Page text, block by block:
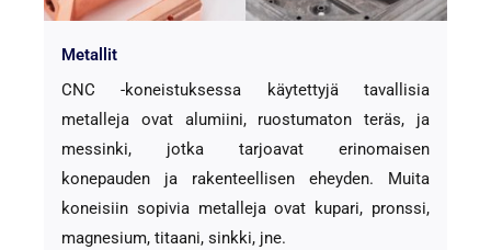
Metallit
CNC -koneistuksessa käytettyjä tavallisia
metalleja ovat alumiini, ruostumaton teräs, ja
messinki, jotka tarjoavat erinomaisen
konepauden ja rakenteellisen eheyden. Muita
koneisiin sopivia metalleja ovat kupari, pronssi,
magnesium, titaani, sinkki, jne.